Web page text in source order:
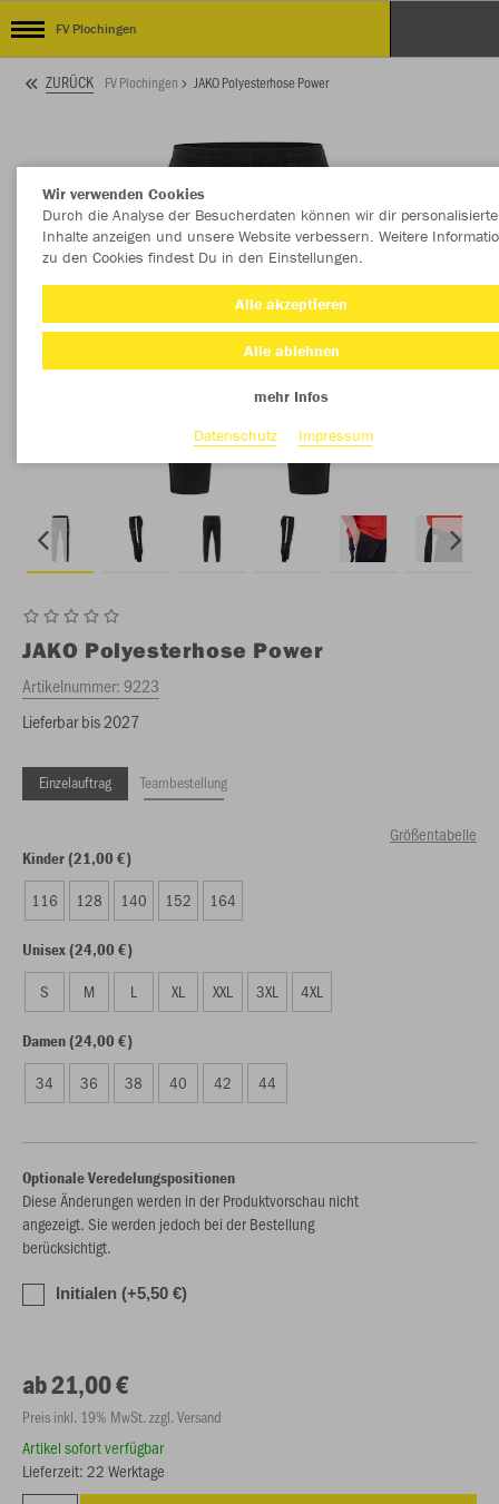
FV Plochingen
ZURÜCK FV Plochingen JAKO Polyesterhose Power
JAKO Polyesterhose Power
Artikelnummer:9223
Lieferbar bis 2027
Einzelauftrag Teambestellung
Größentabelle
Kinder (21,00 €)
116 128 140 152 164
Unisex (24,00 €)
S M L XL XXL 3XL 4XL
Damen (24,00 €)
34 36 38 40 42 44
Optionale Veredelungspositionen
Diese Änderungen werden in der Produktvorschau nicht
angezeigt. Sie werden jedoch bei der Bestellung
berücksichtigt.
Initialen (+5,50 €)
ab 21,00 €
Preis inkl. 19% MwSt. zzgl. Versand
Artikel sofort verfügbar
Lieferzeit: 22 Werktage
Wir verwenden Cookies
Durch die Analyse der Besucherdaten können wir dir personalisierte
Inhalte anzeigen und unsere Website verbessern. Weitere
zu den Cookies findest Du in den Einstellungen.
Alle akzeptieren
Alle ablehnen
mehr Infos
Datenschutz
Impressum